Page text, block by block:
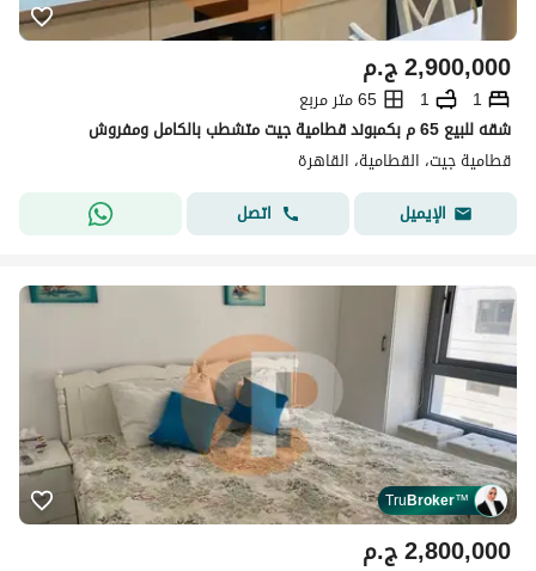
ج.م2,900,000
1
1
65 متر مربع
شقه للبيع 65 م بكمبوند قطامية جيت متشطب بالكامل ومفروش
قطامية جيت، القطامية، القاهرة
الإيميل
اتصل
TruBroker™
ج.م2,800,000